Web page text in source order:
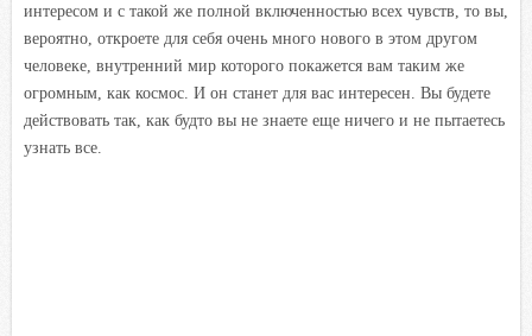
интересом и с такой же полной включенностью всех чувств, то вы,
вероятно, откроете для себя очень много нового в этом другом
человеке, внутренний мир которого покажется вам таким же
огромным, как космос. И он станет для вас интересен. Вы будете
действовать так, как будто вы не знаете еще ничего и не пытаетесь
узнать все.